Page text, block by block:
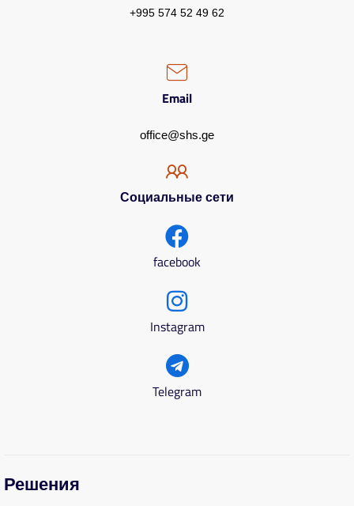
+995 574 52 49 62
Email
office@shs.ge
Социальные сети
facebook
Instagram
Telegram
Решения